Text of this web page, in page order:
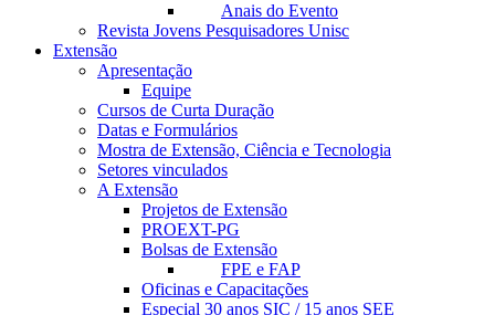
Anais do Evento
Revista Jovens Pesquisadores Unisc
Extensão
Apresentação
Equipe
Cursos de Curta Duração
Datas e Formulários
Mostra de Extensão, Ciência e Tecnologia
Setores vinculados
A Extensão
Projetos de Extensão
PROEXT-PG
Bolsas de Extensão
FPE e FAP
Oficinas e Capacitações
Especial 30 anos SIC / 15 anos SEE